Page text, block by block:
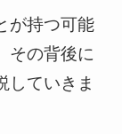
が持つ可能
その背後に
していきま